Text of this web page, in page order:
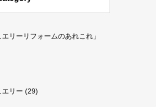
リーリフォームのあれこれ」
エリー (29)